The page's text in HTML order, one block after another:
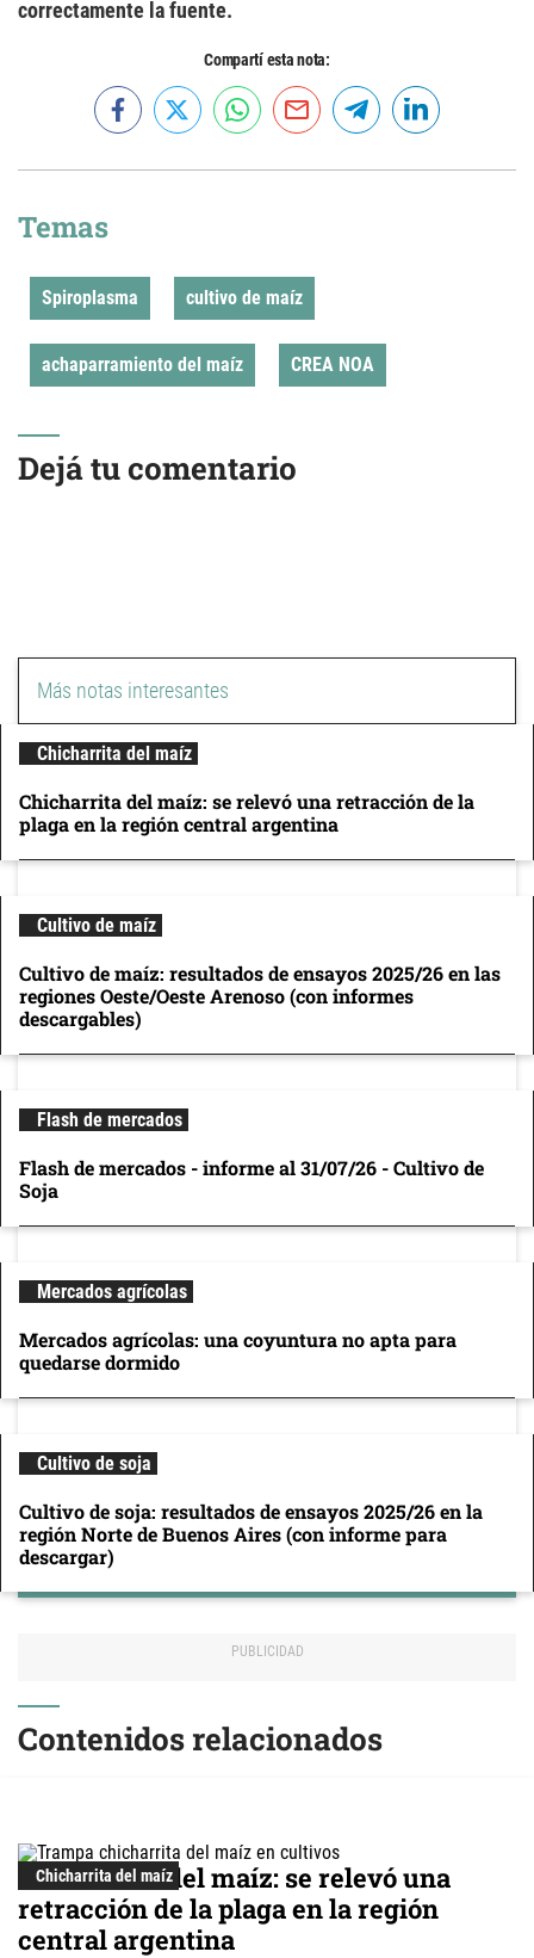
correctamente la fuente.
Compartí esta nota:
Temas
Spiroplasma cultivo de maíz
achaparramiento del maíz CREA NOA
Dejá tu comentario
Más notas interesantes
Chicharrita del maíz
Chicharrita del maíz: se relevó una retracción de la
plaga en la región central argentina
Cultivo de maíz
Cultivo de maíz: resultados de ensayos 2025/26 en las
regiones Oeste/Oeste Arenoso (con informes
descargables)
Flash de mercados
Flash de mercados - informe al 31/07/26 - Cultivo de
Soja
Mercados agrícolas
Mercados agrícolas: una coyuntura no apta para
quedarse dormido
Cultivo de soja
Cultivo de soja: resultados de ensayos 2025/26 en la
región Norte de Buenos Aires (con informe para
descargar)
Contenidos relacionados
Chicharrita del maíz
Chicharrita del maíz: se relevó una
retracción de la plaga en la región
central argentina